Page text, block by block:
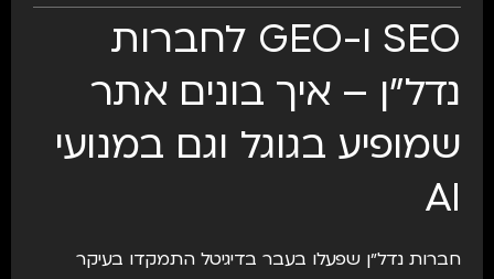
SEO ו-GEO לחברות
נדל״ן – איך בונים אתר
שמופיע בגוגל וגם במנועי
AI
חברות נדל״ן שפעלו בעבר בדיגיטל התמקדו בעיקר